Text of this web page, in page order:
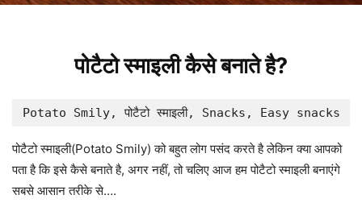
पोटैटो स्माइली कैसे बनाते है?
Potato Smily, पोटैटो स्माइली, Snacks, Easy snacks
पोटैटो स्माइली(Potato Smily) को बहुत लोग पसंद करते है लेकिन क्या आपको
पता है कि इसे कैसे बनाते है, अगर नहीं, तो चलिए आज हम पोटैटो स्माइली बनाएंगे
सबसे आसान तरीके से….